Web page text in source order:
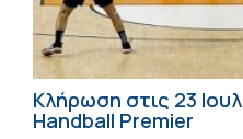
Κλήρωση στις 23
Handball Premier